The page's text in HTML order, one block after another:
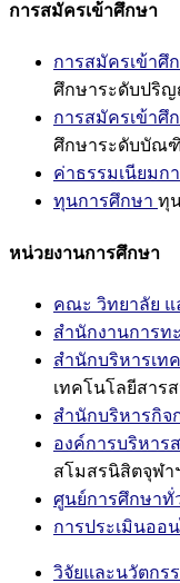
การสมัครเข้าศึกษา
การสมัครเข้า
ศึกษาระดับปริ
การสมัครเข้า
ศึกษาระดับบัณ
ค่าธรรมเนียมก
ทุนการศึกษา ทุ
หน่วยงานการศึกษา
คณะ วิทยาลัย แ
สำนักงานการท
สำนักบริหารเท
เทคโนโลยีสาร
สำนักบริหารกิจ
องค์การบริหาร
สโมสรนิสิตจุฬา
ศูนย์การศึกษาทั่
การประเมินออ
วิจัยและนวัตกร